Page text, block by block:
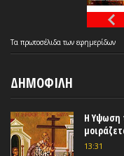
Τα πρωτοσέλιδατων εφημερίδων
ΔΗΜΟΦΙΛΗ
Η Υψωση
13:31